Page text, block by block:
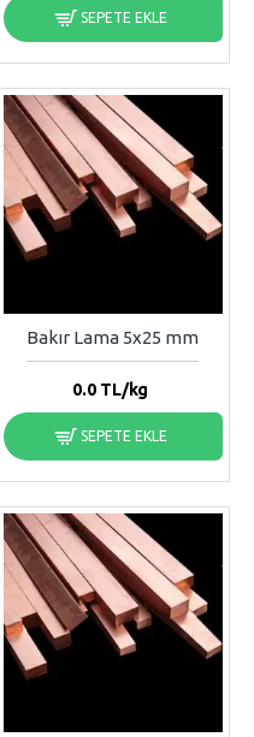
SEPETE EKLE
Bakır Lama 5x25 mm
0.0TL/kg
SEPETE EKLE